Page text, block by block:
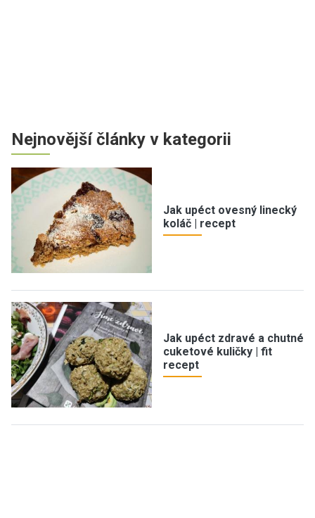
Nejnovější články v kategorii
Jak upéct ovesný linecký
koláč | recept
Jak upéct zdravé a chutné
cuketové kuličky | fit
recept